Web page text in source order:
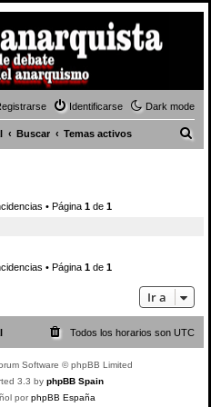
Dark mode
Identificarse
Buscar Temas activos
• Página 1de 1
• Página 1de 1
Ir a
Todos los horarios son UTC
Software © phpBB Limited
3.3 by phpBB Spain
porphpBB España